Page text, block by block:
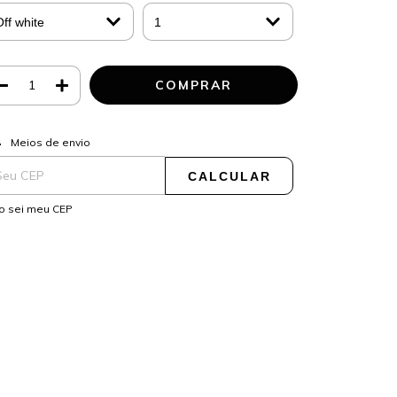
para o CEP:
Meios de envio
CALCULAR
sei meu CEP